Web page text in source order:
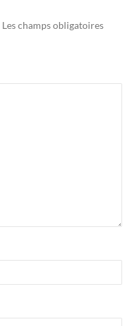
Les champs obligatoires